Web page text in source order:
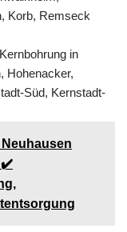
Korb, Remseck
in
Hohenacker,
Süd, Kernstadt-
✔️